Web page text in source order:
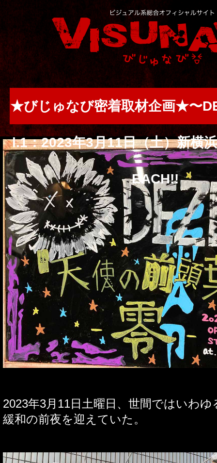
★びじゅなび密着取材企画★〜
l.1：2023年3月11日（土）新横
EACH!!
2023年3月 11日土曜日、世間ではいわ
緩和の前夜を迎えていた。